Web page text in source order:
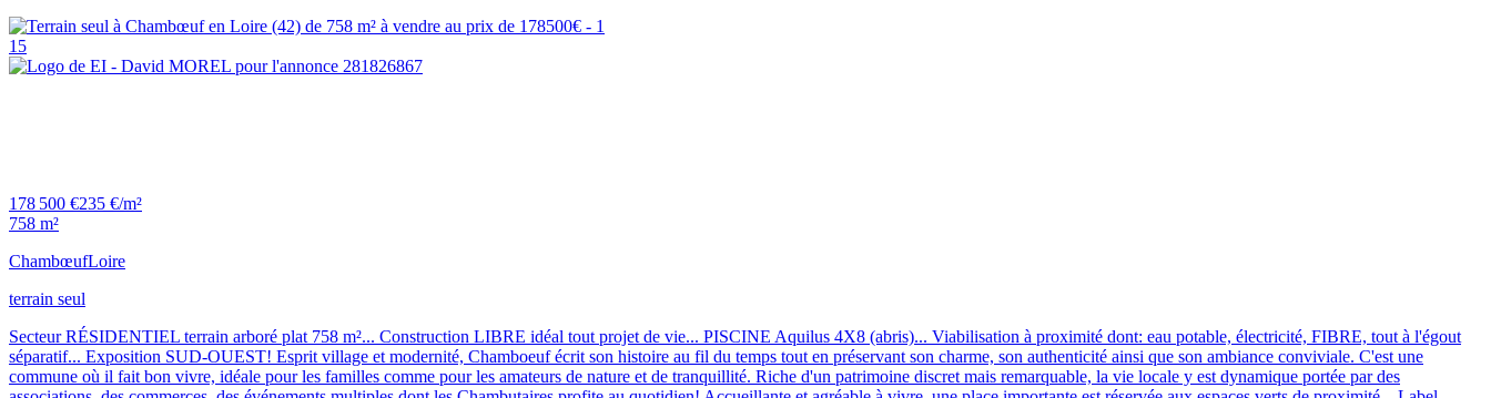
15
178 500 €235 €/m²
758 m²
ChambœufLoire
terrain seul
Secteur RÉSIDENTIEL terrain arboré plat 758 m²... Construction LIBRE idéal tout projet de vie... PISCINE Aquilus 4X8 (abris)... Viabilisation à proximité dont: eau potable, électricité, FIBRE, tout à l'égout
séparatif... Exposition SUD-OUEST! Esprit village et modernité, Chamboeuf écrit son histoire au fil du temps tout en préservant son charme, son authenticité ainsi que son ambiance conviviale. C'est une
commune où il fait bon vivre, idéale pour les familles comme pour les amateurs de nature et de tranquillité. Riche d'un patrimoine discret mais remarquable, la vie locale y est dynamique portée par des